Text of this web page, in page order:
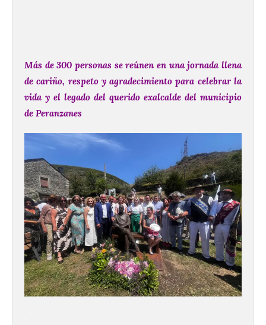
Más de 300 personas se reúnen en una jornada llena
de cariño, respeto y agradecimiento para celebrar la
vida y el legado del querido exalcalde del municipio
de Peranzanes